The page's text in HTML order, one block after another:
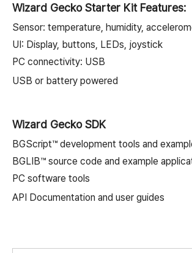
Wizard Gecko Starter Kit Features:
Sensor: temperature, humidity,
UI: Display, buttons, LEDs, joystick
PC connectivity: USB
USB or battery powered
Wizard Gecko SDK
BGScript™ development tools and
BGLIB™ source code and example
PC software tools
API Documentation and user guides